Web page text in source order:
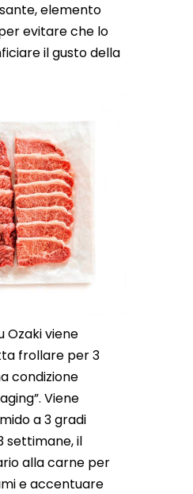
elemento
evitare che lo
il gusto della
Ozaki viene
frollare per 3
condizione
Viene
a 3 gradi
settimane, il
alla carne per
e accentuare